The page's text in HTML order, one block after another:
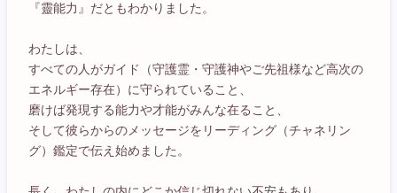
『靈能力』だともわかりました。
わたしは、
すべての人がガイド（守護霊・守護神やご先祖様など高次の
エネルギー存在）に守られていること、
磨けば発現する能力や才能がみんな在ること、
そして彼らからのメッセージをリーディング（チャネリン
グ）鑑定で伝え始めました。